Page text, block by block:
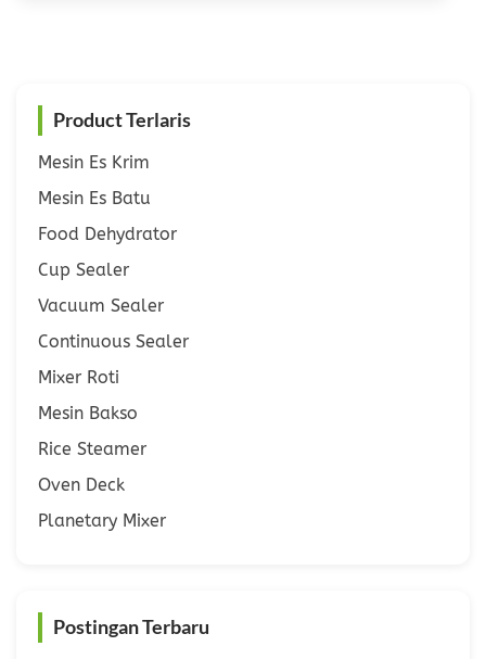
Product Terlaris
Mesin Es Krim
Mesin Es Batu
Food Dehydrator
Cup Sealer
Vacuum Sealer
Continuous Sealer
Mixer Roti
Mesin Bakso
Rice Steamer
Oven Deck
Planetary Mixer
Postingan Terbaru